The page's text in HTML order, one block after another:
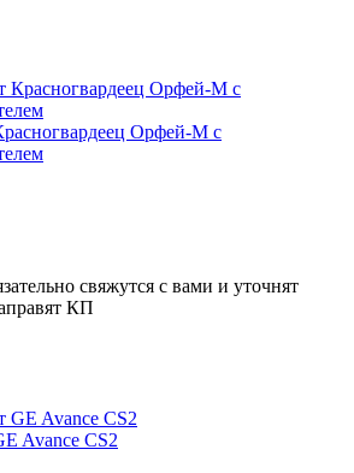
Орфей-М с
свяжутся с вами и уточнят
КП
Avance CS2